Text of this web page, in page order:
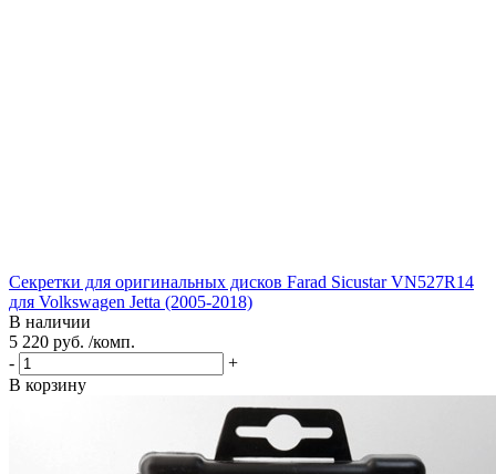
Секретки для оригинальных дисков Farad Sicustar VN527R14
для Volkswagen Jetta (2005-2018)
В наличии
5 220 руб. /комп.
-
+
В корзину